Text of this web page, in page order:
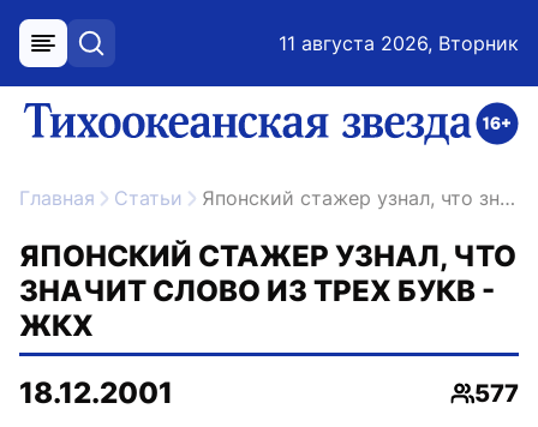
меню поиск 11 августа 2026, Вторник
ссылка на главную
Главная Статьи Японский стажер узнал, что значит слово из трех букв - ЖКХ
ЯПОНСКИЙ СТАЖЕР УЗНАЛ, ЧТО
ЗНАЧИТ СЛОВО ИЗ ТРЕХ БУКВ -
ЖКХ
18.12.2001
577